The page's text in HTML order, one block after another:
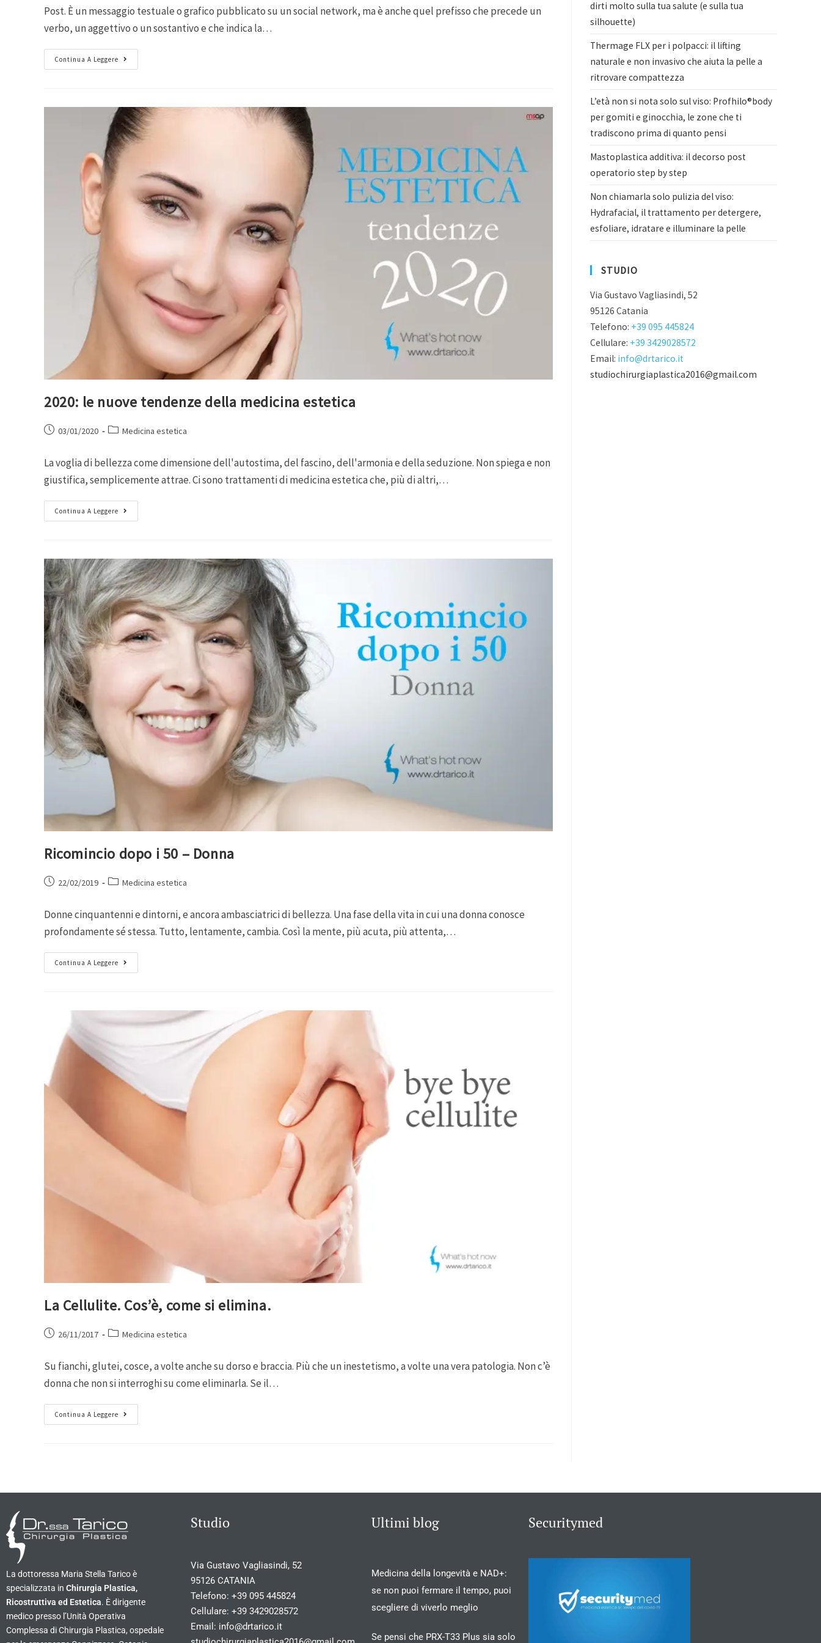
Post. È un messaggio testuale o grafico pubblicato su un social network, ma è anche quel prefisso che precede un
verbo, un aggettivo o un sostantivo e che indica la…
Continua A Leggere
2020: le nuove tendenze della medicina estetica
03/01/2020 Medicina estetica
La voglia di bellezza come dimensione dell'autostima, del fascino, dell'armonia e della seduzione. Non spiega e non
giustifica, semplicemente attrae. Ci sono trattamenti di medicina estetica che, più di altri,…
Continua A Leggere
Ricomincio dopo i 50 – Donna
22/02/2019 Medicina estetica
Donne cinquantenni e dintorni, e ancora ambasciatrici di bellezza. Una fase della vita in cui una donna conosce
profondamente sé stessa. Tutto, lentamente, cambia. Così la mente, più acuta, più attenta,…
Continua A Leggere
La Cellulite. Cos’è, come si elimina.
26/11/2017 Medicina estetica
Su fianchi, glutei, cosce, a volte anche su dorso e braccia. Più che un inestetismo, a volte una vera patologia. Non c’è
donna che non si interroghi su come eliminarla. Se il…
Continua A Leggere
dirti molto sulla tua salute (e sulla tua
silhouette)
Thermage FLX per i polpacci: il lifting
naturale e non invasivo che aiuta la pelle a
ritrovare compattezza
L’età non si nota solo sul viso: Profhilo®body
per gomiti e ginocchia, le zone che ti
tradiscono prima di quanto pensi
Mastoplastica additiva: il decorso post
operatorio step by step
Non chiamarla solo pulizia del viso:
Hydrafacial, il trattamento per detergere,
esfoliare, idratare e illuminare la pelle
STUDIO
Via Gustavo Vagliasindi, 52
95126 Catania
Telefono: +39 095 445824
Cellulare: +39 3429028572
Email: info@drtarico.it
studiochirurgiaplastica2016@gmail.com
La dottoressa Maria Stella Tarico è
specializzata in Chirurgia Plastica,
Ricostruttiva ed Estetica. È dirigente
medico presso l’Unità Operativa
Complessa di Chirurgia Plastica, ospedale
Studio
Via Gustavo Vagliasindi, 52
95126 CATANIA
Telefono:+39 095 445824
Cellulare:+39 3429028572
Email: info@drtarico.it
Ultimi blog
Medicina della longevità e NAD+:
se non puoi fermare il tempo, puoi
scegliere di viverlo meglio
Se pensi che PRX-T33 Plus sia solo
Securitymed